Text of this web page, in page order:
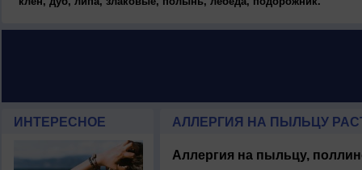
ИНТЕРЕСНОЕ АЛЛЕРГИЯ НА ПЫЛЬЦУ
Аллергия на пыльцу,